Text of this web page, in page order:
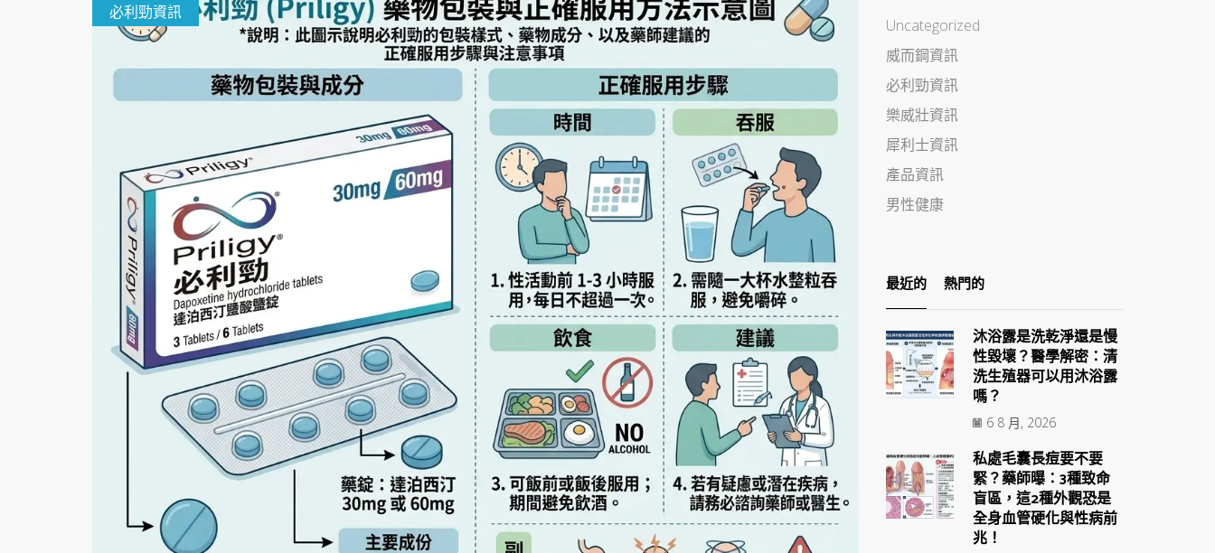
必利勁資訊
Uncategorized
威而鋼資訊
必利勁資訊
樂威壯資訊
犀利士資訊
產品資訊
男性健康
最近的 熱門的
沐浴露是洗乾淨還是慢
性毀壞？醫學解密：清
洗生殖器可以用沐浴露
嗎？
6 8 月, 2026
私處毛囊長痘要不要
緊？藥師曝：3種致命
盲區，這2種外觀恐是
全身血管硬化與性病前
兆！